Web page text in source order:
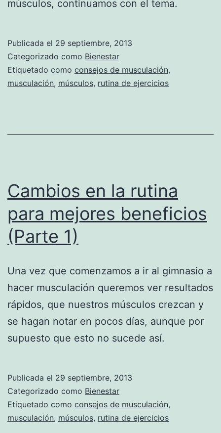
músculos, continuamos con el tema.
Publicada el 29 septiembre, 2013
Categorizado como Bienestar
Etiquetado como consejos de musculación,
musculación, músculos, rutina de ejercicios
Cambios en la rutina
para mejores beneficios
(Parte 1)
Una vez que comenzamos a ir al gimnasio a
hacer musculación queremos ver resultados
rápidos, que nuestros músculos crezcan y
se hagan notar en pocos días, aunque por
supuesto que esto no sucede así.
Publicada el 29 septiembre, 2013
Categorizado como Bienestar
Etiquetado como consejos de musculación,
musculación, músculos, rutina de ejercicios